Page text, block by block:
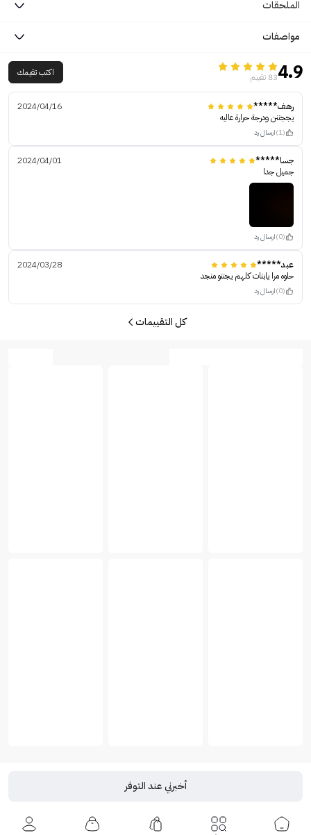
الملحقات
مواصفات
4.983 تقييم اكتب تقيمك
رهف*****
2024/04/16
يججننن ودرجة حرارة عاليه
(1) ارسال رد
جسا*****
2024/04/01
جميل جدا
(0) ارسال رد
عبد*****
2024/03/28
حلوه مرا يابنات كلهم يجننو منجد
(0) ارسال رد
كل التقييمات
أخبرني عند التوفر